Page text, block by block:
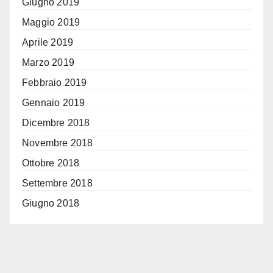
Giugno 2019
Maggio 2019
Aprile 2019
Marzo 2019
Febbraio 2019
Gennaio 2019
Dicembre 2018
Novembre 2018
Ottobre 2018
Settembre 2018
Giugno 2018